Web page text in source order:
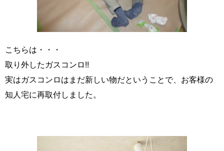
こちらは・・・
取り外したガスコンロ!!
実はガスコンロはまだ新しい物だということで、お客様の
知人宅に再取付しました。